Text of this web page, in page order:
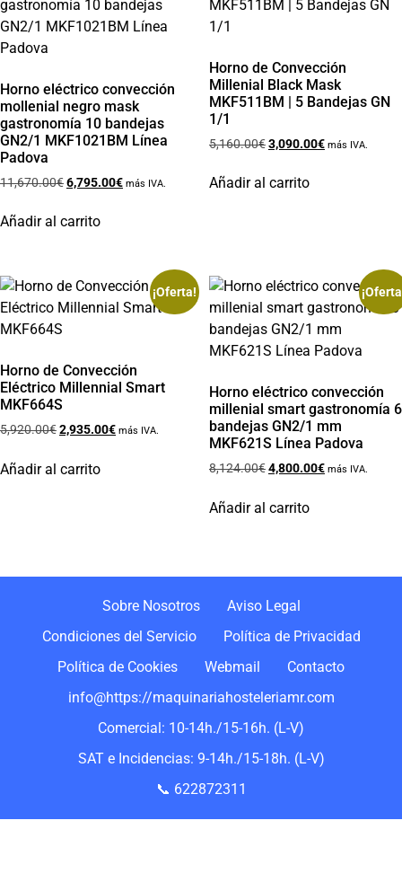
Horno eléctrico convección
mollenial negro mask
gastronomía 10 bandejas
GN2/1 MKF1021BM Línea
Padova
11,670.00€6,795.00€ más IVA.
Añadir al carrito
Horno de Convección
Millenial Black Mask
MKF511BM | 5 Bandejas GN
1/1
5,160.00€3,090.00€ más IVA.
Añadir al carrito
¡Oferta!
Horno de Convección
Eléctrico Millennial Smart
MKF664S
5,920.00€2,935.00€ más IVA.
Añadir al carrito
Horno eléctrico convección
millenial smart gastronomía 6
bandejas GN2/1 mm
MKF621S Línea Padova
8,124.00€4,800.00€ más IVA.
Añadir al carrito
Sobre Nosotros
Aviso Legal
Condiciones del Servicio
Política de Privacidad
Política de Cookies
Webmail
Contacto
info@https://maquinariahosteleriamr.com
Comercial: 10-14h./15-16h. (L-V)
SAT e Incidencias: 9-14h./15-18h. (L-V)
📞 622872311